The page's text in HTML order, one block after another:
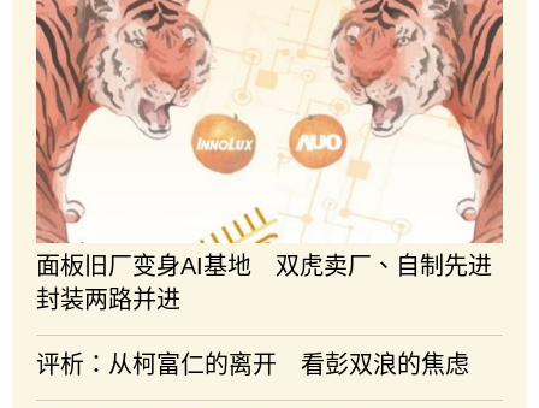
面板旧厂变身AI基地 双虎卖厂、自制先进
封装两路并进
评析：从柯富仁的离开 看彭双浪的焦虑